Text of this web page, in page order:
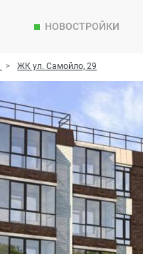
НОВОСТРОЙКИ
ЖК ул. Самойло, 29